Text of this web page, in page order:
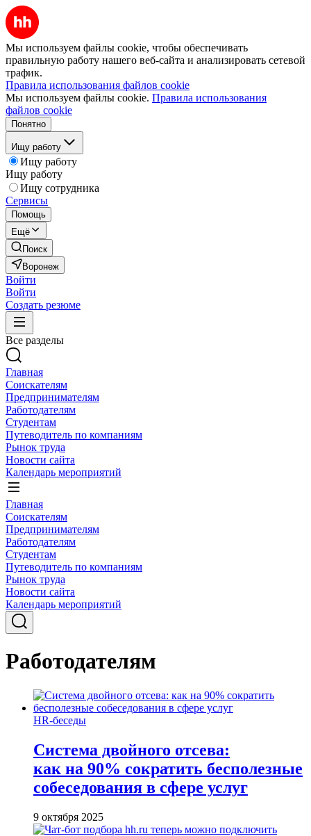
Мы используем файлы cookie, чтобы обеспечивать
правильную работу нашего веб-сайта и анализировать сетевой
трафик.
Правила использования файлов cookie
Мы используем файлы cookie. Правила использования
файлов cookie
Понятно
Ищу работу
Ищу работу
Ищу работу
Ищу сотрудника
Сервисы
Помощь
Ещё
Поиск
Воронеж
Войти
Войти
Создать резюме
Все разделы
Главная
Соискателям
Предпринимателям
Работодателям
Студентам
Путеводитель по компаниям
Рынок труда
Новости сайта
Календарь мероприятий
Главная
Соискателям
Предпринимателям
Работодателям
Студентам
Путеводитель по компаниям
Рынок труда
Новости сайта
Календарь мероприятий
Работодателям
HR-беседы
Система двойного отсева:
как на 90% сократить бесполезные
собеседования в сфере услуг
9 октября 2025